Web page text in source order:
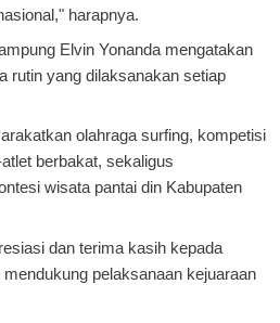
harapnya.
Elvin Yonanda mengatakan
rutin yang dilaksanakan setiap
olahraga surfing, kompetisi
berbakat, sekaligus
wisata pantai din Kabupaten
dan terima kasih kepada
pelaksanaan kejuaraan